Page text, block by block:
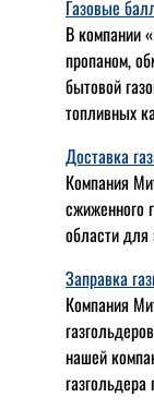
Газовые
В компании
пропаном,
бытовой
топливных
Доставка
Компания
сжиженного
области для
Заправка
Компания
нашей